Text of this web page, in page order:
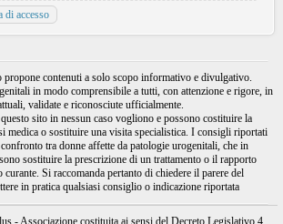
di accesso
contenuti a solo scopo informativo e divulgativo.
in modo comprensibile a tutti, con attenzione e rigore, in
validate e riconosciute ufficialmente.
sito in nessun caso vogliono e possono costituire la
medica o sostituire una visita specialistica. I consigli riportati
tra donne affette da patologie urogenitali, che in
sostituire la prescrizione di un trattamento o il rapporto
Si raccomanda pertanto di chiedere il parere del
in pratica qualsiasi consiglio o indicazione riportata